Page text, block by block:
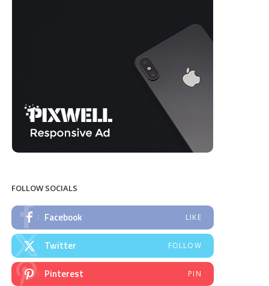
FOLLOW SOCIALS
Facebook LIKE
Twitter FOLLOW
Pinterest PIN